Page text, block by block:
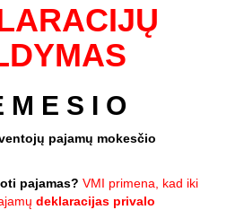
M E S I O
pajamų mokesčio
pajamas? VMI primena, kad iki
deklaracijas privalo